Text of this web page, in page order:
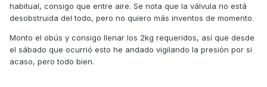
habitual, consigo que entre aire. Se nota que la válvula no está
desobstruida del todo, pero no quiero más inventos de momento.
Monto el obús y consigo llenar los 2kg requeridos, así que desde
el sábado que ocurrió esto he andado vigilando la presión por si
acaso, pero todo bien.